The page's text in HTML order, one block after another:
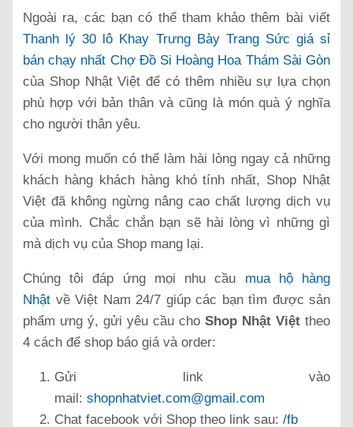
Ngoài ra, các bạn có thể tham khảo thêm bài viết
Thanh lý 30 lô Khay Trưng Bày Trang Sức giá sỉ
bán chạy nhất Chợ Đồ Si Hoàng Hoa Thám Sài Gòn
của Shop Nhật Việt để có thêm nhiều sự lựa chọn
phù hợp với bản thân và cũng là món quà ý nghĩa
cho người thân yêu.
Với mong muốn có thể làm hài lòng ngay cả những
khách hàng khách hàng khó tính nhất, Shop Nhật
Việt đã không ngừng nâng cao chất lượng dịch vụ
của mình. Chắc chắn bạn sẽ hài lòng vì những gì
mà dịch vụ của Shop mang lại.
Chúng tôi đáp ứng mọi nhu cầu mua hộ hàng
Nhật về Việt Nam 24/7 giúp các bạn tìm được sản
phẩm ưng ý, gửi yêu cầu cho Shop Nhật Việt theo
4 cách để shop báo giá và order:
Gửi link vào
mail: shopnhatviet.com@gmail.com
Chat facebook với Shop theo link sau: /fb